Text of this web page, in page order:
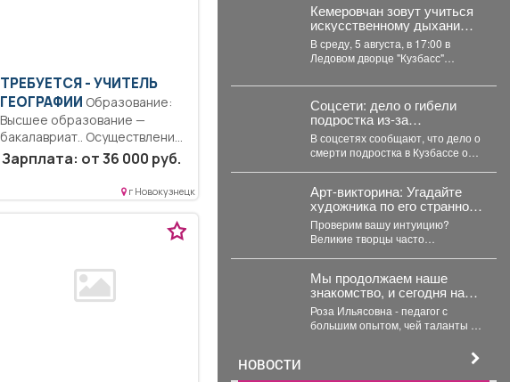
ТРЕБУЕТСЯ - УЧИТЕЛЬ
ГЕОГРАФИИ
Высшее образование —
бакалавриат.. Осуществление
профессиональной
деятельности в...
Зарплата: от 36 000 руб.
г Новокузнецк
Кемеровчан зовут учиться
искусственному дыханию и
остановке кровотечения
В среду, 5 августа, в 17:00 в
Ледовом дворце "Кузбасс"
Гости смогут...
Соцсети: дело о гибели
подростка из-за
"охотников" в Кузбассе
получило шокирующее
развитие
В соцсетях сообщают, что дело о
смерти подростка в Кузбассе от
Арт-викторина: Угадайте
художника по его странной
привычке!
Проверим вашу интуицию?
Великие творцы часто
Пишите в комментариях номер
правильного...
Мы продолжаем наше
знакомство, и сегодня наш
гость - руководитель Арт-
студии «Просто интересно»
- Некрасова Роза
Роза Ильясовна - педагог с
большим опытом, чей таланты и
НОВОСТИ